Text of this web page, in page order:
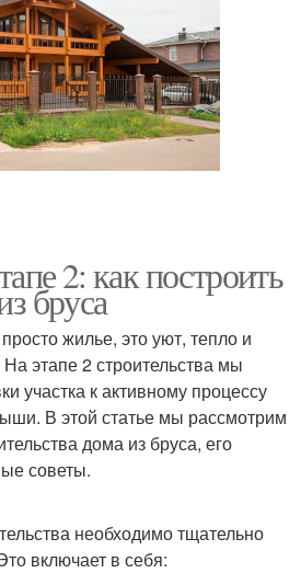
2: как построить
бруса
жилье, это уют, тепло и
этапе 2 строительства мы
участка к активному процессу
В этой статье мы рассмотрим
дома из бруса, его
советы.
необходимо тщательно
включает в себя: